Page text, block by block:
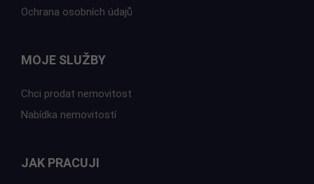
Ochrana osobních údajů
MOJE SLUŽBY
Chci prodat nemovitost
Nabídka nemovitostí
JAK PRACUJI